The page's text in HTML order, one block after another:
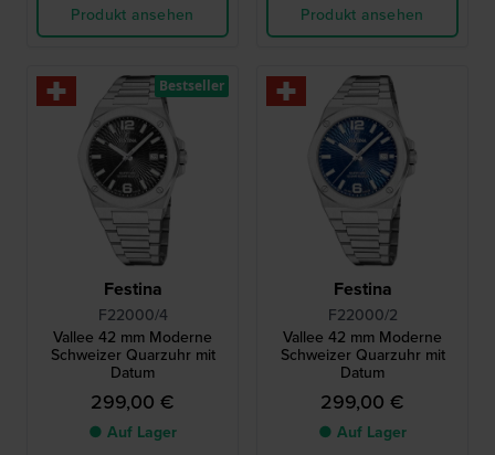
Produkt ansehen
Produkt ansehen
Festina
F22000/4
Vallee 42 mm Moderne
Schweizer Quarzuhr mit
Datum
299,00 €
● Auf Lager
Bestseller
Festina
F22000/2
Vallee 42 mm Moderne
Schweizer Quarzuhr mit
Datum
299,00 €
● Auf Lager